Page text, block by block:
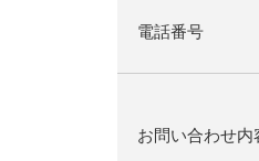
電話番号
お問い合わせ内